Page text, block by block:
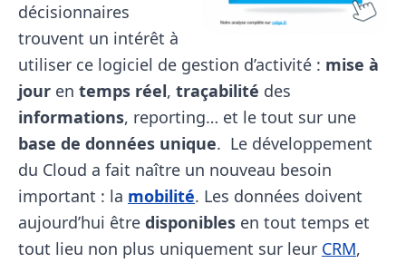
décisionnaires
trouvent un intérêt à
utiliser ce logiciel de gestion d’activité : mise à
jour en temps réel, traçabilité des
informations, reporting… et le tout sur une
base de données unique. Le développement
du Cloud a fait naître un nouveau besoin
important : la mobilité. Les données doivent
aujourd’hui être disponibles en tout temps et
tout lieu non plus uniquement sur leur CRM,